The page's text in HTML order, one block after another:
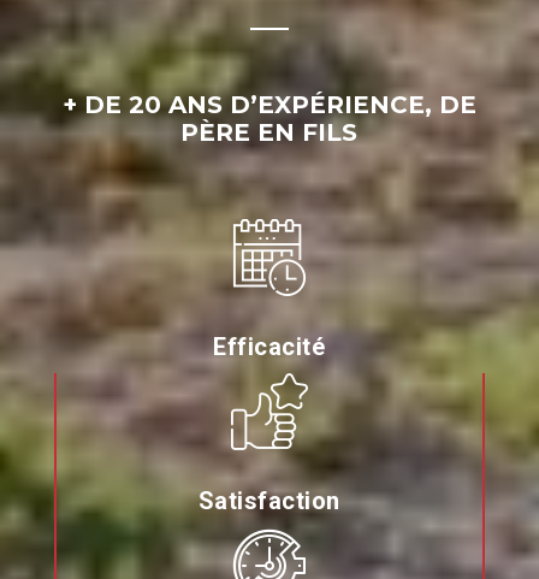
+ DE 20 ANS D’EXPÉRIENCE, DE
PÈRE EN FILS
Efficacité
Satisfaction